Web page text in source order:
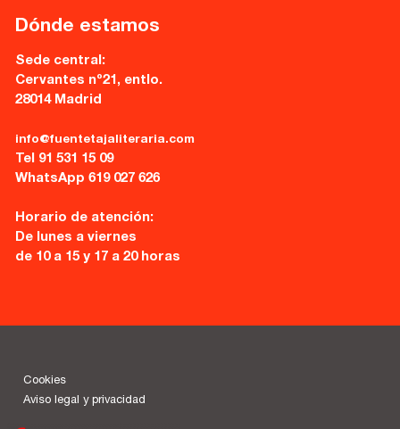
Dónde estamos
Sede central:
Cervantes nº21, entlo.
28014 Madrid
info@fuentetajaliteraria.com
Tel 91 531 15 09
WhatsApp 619 027 626
Horario de atención:
De lunes a viernes
de 10 a 15 y 17 a 20 horas
Cookies
Aviso legal y privacidad